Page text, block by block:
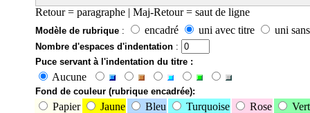
Retour = paragraphe | Maj-Retour = saut de ligne
Modèle de rubrique : encadré uni avec titre uni
Nombre d'espaces d'indentation :
Puce servant à l'indentation du titre :
Aucune
Fond de couleur (rubrique encadrée):
Papier Jaune Bleu Turquoise Rose Vert